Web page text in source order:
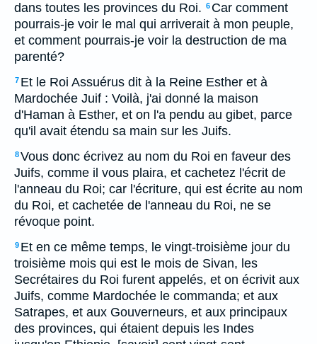
dans toutes les provinces du Roi. 6 Car comment
pourrais-je voir le mal qui arriverait à mon peuple,
et comment pourrais-je voir la destruction de ma
parenté?
7 Et le Roi Assuérus dit à la Reine Esther et à
Mardochée Juif : Voilà, j'ai donné la maison
d'Haman à Esther, et on l'a pendu au gibet, parce
qu'il avait étendu sa main sur les Juifs.
8Vous donc écrivez au nom du Roi en faveur des
Juifs, comme il vous plaira, et cachetez l'écrit de
l'anneau du Roi; car l'écriture, qui est écrite au nom
du Roi, et cachetée de l'anneau du Roi, ne se
révoque point.
9 Et en ce même temps, le vingt-troisième jour du
troisième mois qui est le mois de Sivan, les
Secrétaires du Roi furent appelés, et on écrivit aux
Juifs, comme Mardochée le commanda; et aux
Satrapes, et aux Gouverneurs, et aux principaux
des provinces, qui étaient depuis les Indes